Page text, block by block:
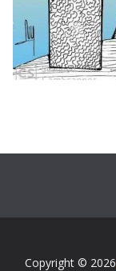
Copyright © 2026